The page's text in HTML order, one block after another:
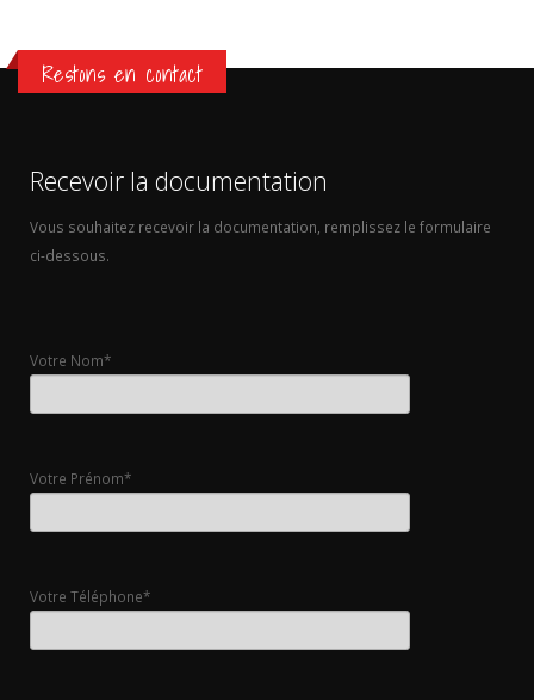
Restons en contact
Recevoir la documentation
Vous souhaitez recevoir la documentation, remplissez le formulaire
ci-dessous.
Votre Nom*
Votre Prénom*
Votre Téléphone*